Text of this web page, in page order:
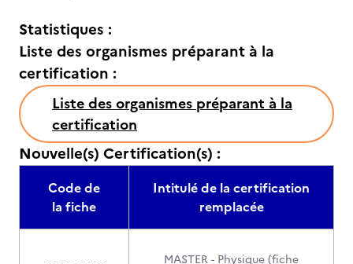
Statistiques :
Liste des organismes préparant à la
certification :
Liste des organismes préparant à la
certification
Nouvelle(s) Certification(s) :
Code de
la fiche
Intitulé de la certification
remplacée
MASTER - Physique (fiche